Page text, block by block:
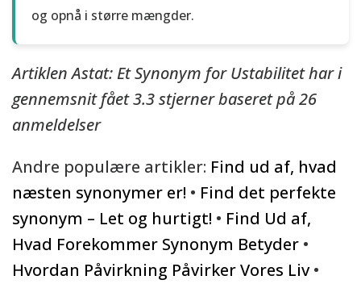
og opnå i større mængder.
Artiklen Astat: Et Synonym for Ustabilitet har i
gennemsnit fået3.3stjerner baseret på26
anmeldelser
Andre populære artikler: Find ud af, hvad
næsten synonymer er! • Find det perfekte
synonym – Let og hurtigt! • Find Ud af,
Hvad Forekommer Synonym Betyder •
Hvordan Påvirkning Påvirker Vores Liv•